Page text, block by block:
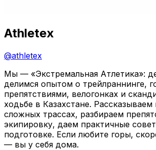
Athletex
@athletex
Мы — «Экстремальная Атлетика»:
делимся опытом о трейлраннинге,
препятствиями, велогонках и
ходьбе в Казахстане. Рассказываем
сложных трассах, разбираем
экипировку, даем практичные
подготовке. Если любите горы,
— вы у себя дома.